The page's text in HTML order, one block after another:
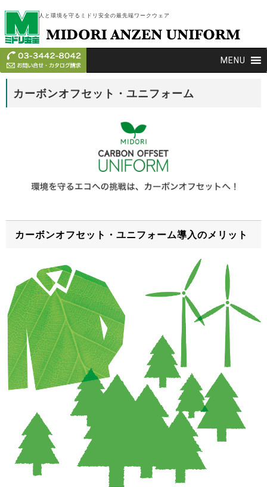
人と環境を守るミドリ安全の最先端ワークウェア
MENU
カーボンオフセット・ユニフォーム
カーボンオフセット・ユニフォーム導入のメリット